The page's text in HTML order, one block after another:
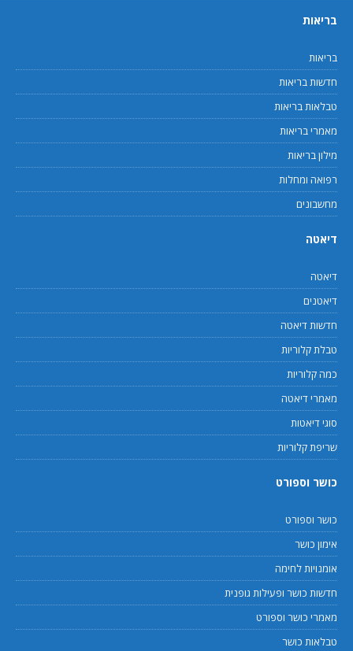
בריאות
בריאות
חדשות בריאות
טבלאות בריאות
מאמרי בריאות
מילון בריאות
רפואה ומחלות
מחשבונים
דיאטה
דיאטה
דיאטנים
חדשות דיאטה
טבלת קלוריות
כמה קלוריות
מאמרי דיאטה
סוגי דיאטות
שריפת קלוריות
כושר וספורט
כושר וספורט
אימון כושר
אומנויות לחימה
חדשות כושר ופעילות גופנית
מאמרי כושר וספורט
טבלאות כושר